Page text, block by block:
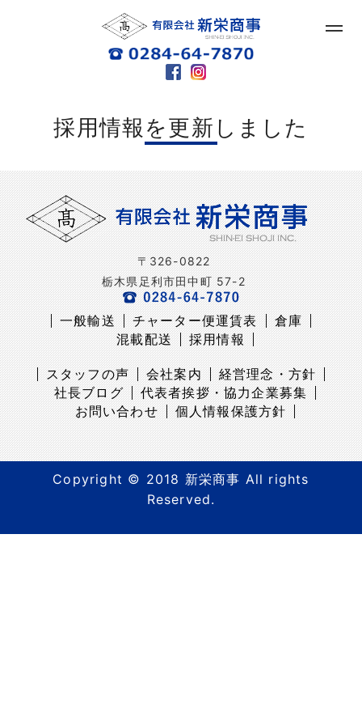
採用情報を更新しました
〒326-0822
栃木県足利市田中町 57-2
一般輸送 チャーター便運賃表
倉庫
混載配送
採用情報
スタッフの声 会社案内
経営理念・方針
社長ブログ
代表者挨拶・協力企業募集
お問い合わせ
個人情報保護方針
Copyright © 2018 新栄商事 All rights
Reserved.